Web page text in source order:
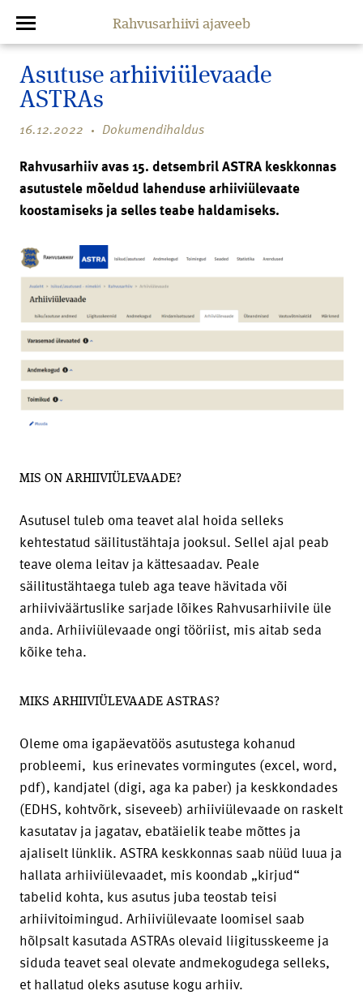
Rahvusarhiivi ajaveeb
Asutuse arhiiviülevaade
ASTRAs
16.12.2022 Dokumendihaldus
Rahvusarhiiv avas 15. detsembril ASTRA keskkonnas
asutustele mõeldud lahenduse arhiiviülevaate
koostamiseks ja selles teabe haldamiseks.
MIS ON ARHIIVIÜLEVAADE?
Asutusel tuleb oma teavet alal hoida selleks
kehtestatud säilitustähtaja jooksul. Sellel ajal peab
teave olema leitav ja kättesaadav. Peale
säilitustähtaega tuleb aga teave hävitada või
arhiiviväärtuslike sarjade lõikes Rahvusarhiivile üle
anda. Arhiiviülevaade ongi tööriist, mis aitab seda
kõike teha.
MIKS ARHIIVIÜLEVAADE ASTRAS?
Oleme oma igapäevatöös asutustega kohanud
probleemi, kus erinevates vormingutes (excel, word,
pdf), kandjatel (digi, aga ka paber) ja keskkondades
(EDHS, kohtvõrk, siseveeb) arhiiviülevaade on raskelt
kasutatav ja jagatav, ebatäielik teabe mõttes ja
ajaliselt lünklik. ASTRA keskkonnas saab nüüd luua ja
hallata arhiiviülevaadet, mis koondab „kirjud“
tabelid kohta, kus asutus juba teostab teisi
arhiivitoimingud. Arhiiviülevaate loomisel saab
hõlpsalt kasutada ASTRAs olevaid liigitusskeeme ja
siduda teavet seal olevate andmekogudega selleks,
et hallatud oleks asutuse kogu arhiiv.